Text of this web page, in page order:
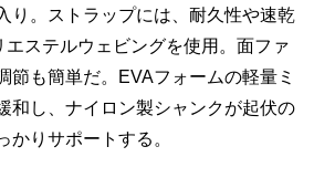
り。ストラップには、耐久性や速乾
ステルウェビングを使用。面ファ
節も簡単だ。EVAフォームの軽量ミ
和し、ナイロン製シャンクが起伏の
かりサポートする。